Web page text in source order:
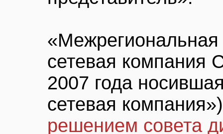
сетевая компания
2007 года
сетевая
решением совета